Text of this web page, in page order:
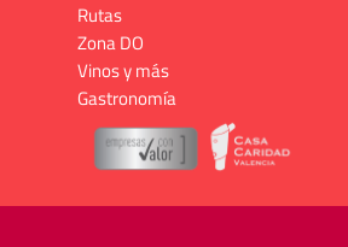
Rutas
Zona DO
Vinos y más
Gastronomía